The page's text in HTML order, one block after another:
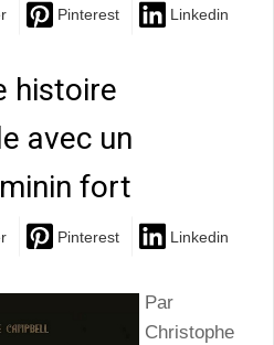
Pinterest Linkedin
histoire
avec un
fort
Pinterest Linkedin
Par
Christophe